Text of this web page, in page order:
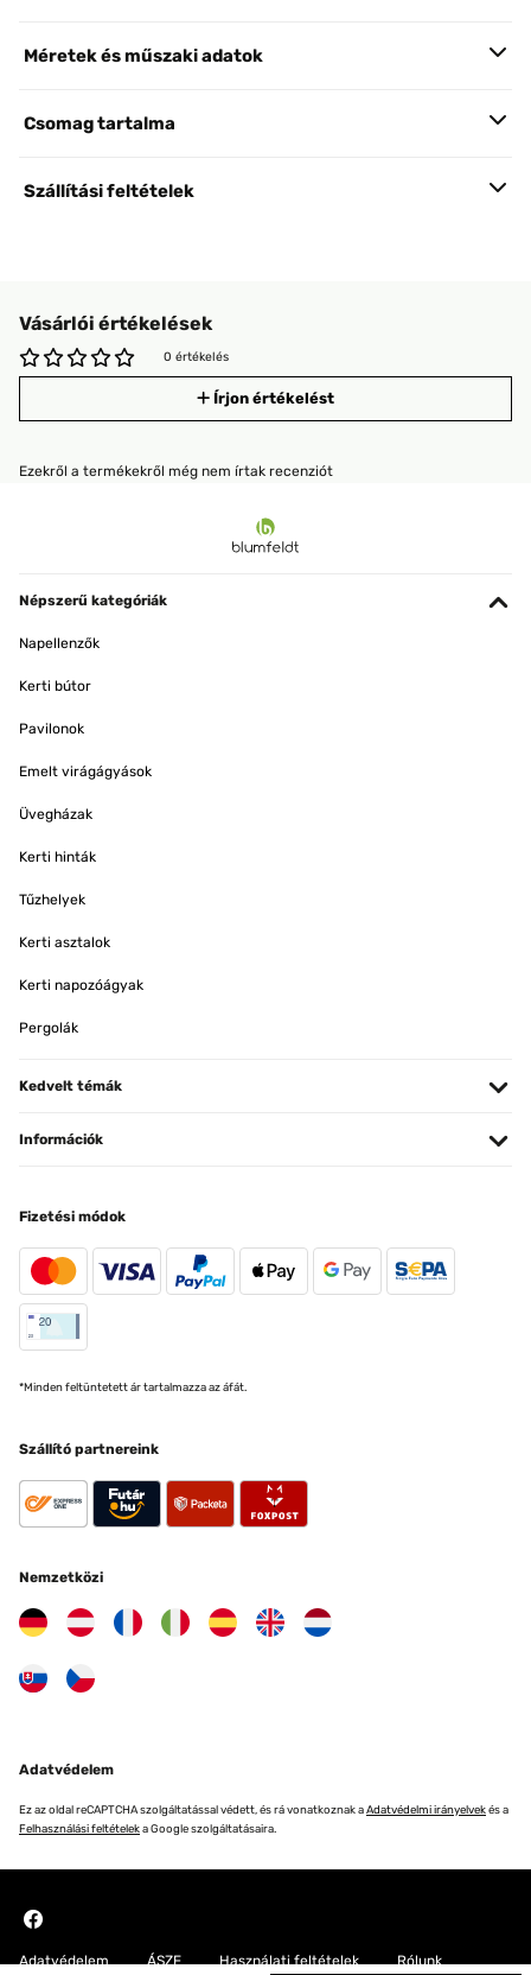
Méretek és műszaki adatok
Csomag tartalma
Szállítási feltételek
Vásárlói értékelések
0 értékelés
Írjon értékelést
Ezekről a termékekről még nem írtak recenziót
Népszerű kategóriák
Napellenzők
Kerti bútor
Pavilonok
Emelt virágágyások
Üvegházak
Kerti hinták
Tűzhelyek
Kerti asztalok
Kerti napozóágyak
Pergolák
Kedvelt témák
Információk
Fizetési módok
*Minden feltüntetett ár tartalmazza az áfát.
Szállító partnereink
Nemzetközi
Adatvédelem
Ez az oldal reCAPTCHA szolgáltatással védett, és rá vonatkoznak aAdatvédelmi irányelvekés a
Felhasználási feltételeka Google szolgáltatásaira.
Adatvédelem ÁSZF Használati feltételek Rólunk